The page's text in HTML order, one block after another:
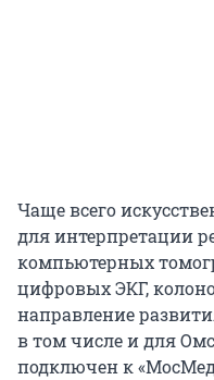
Чаще всего
для интерпретации
компьютерных
цифровых ЭКГ,
направление
в том числе и для
подключен к